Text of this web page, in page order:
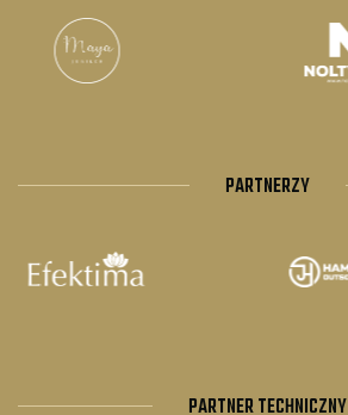
PARTNERZY
PARTNER TECHNICZNY